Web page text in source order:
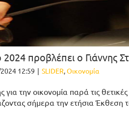
2024 προβλέπει ο
12:59 | SLIDER,Οικονομία
την οικονομία παρά τις θετικές
σήμερα την ετήσια Έκθεση